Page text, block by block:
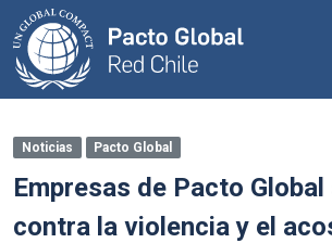
Noticias Pacto Global
Empresas de Pacto Global
contra la violencia y el